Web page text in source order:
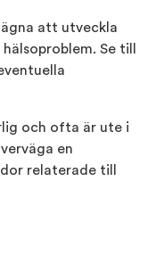
att utveckla
Se till
och ofta är ute i
en
relaterade till